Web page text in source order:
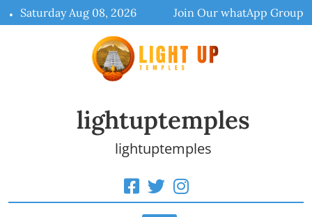
to
Saturday Aug 08, 2026 Join Our whatApp Group
lightuptemples
lightuptemples